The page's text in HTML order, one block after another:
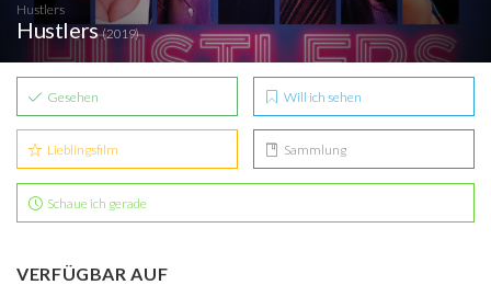
Hustlers
Hustlers(2019)
Gesehen Will ich sehen
Lieblingsfilm Sammlung
Schaue ich gerade
VERFÜGBAR AUF